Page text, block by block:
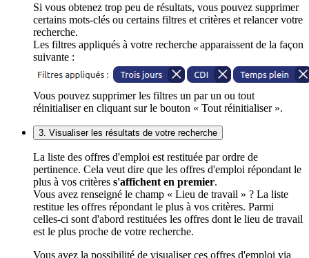
Si vous obtenez trop peu de résultats, vous pouvez supprimer
certains mots-clés ou certains filtres et critères et relancer votre
recherche.
Les filtres appliqués à votre recherche apparaissent de la façon
suivante :
Vous pouvez supprimer les filtres un par un ou tout
réinitialiser en cliquant sur le bouton « Tout réinitialiser ».
3. Visualiser les résultats de votre recherche
La liste des offres d'emploi est restituée par ordre de
pertinence. Cela veut dire que les offres d'emploi répondant le
plus à vos critères s'affichent en premier.
Vous avez renseigné le champ « Lieu de travail » ? La liste
restitue les offres répondant le plus à vos critères. Parmi
celles-ci sont d'abord restituées les offres dont le lieu de travail
est le plus proche de votre recherche.
Vous avez la possibilité de visualiser ces offres d'emploi via